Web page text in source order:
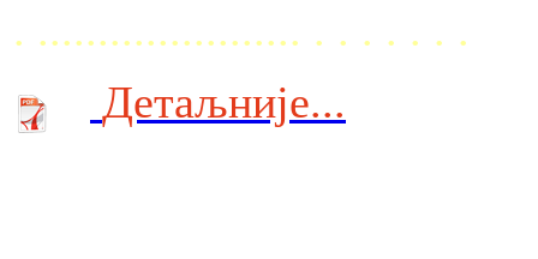
. ...................... . . . . . . .
Детаљније...